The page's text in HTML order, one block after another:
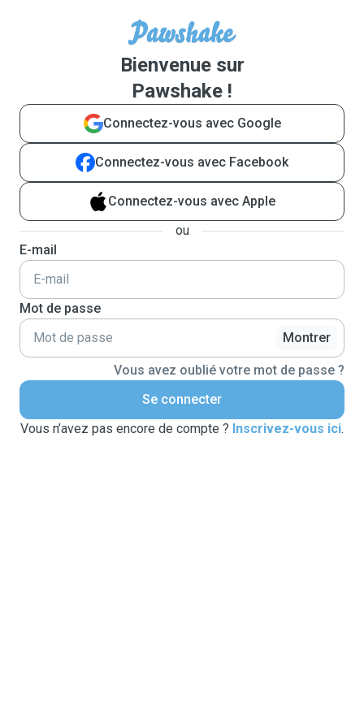
Bienvenue sur
Pawshake !
Connectez-vous avec Google
Connectez-vous avec Facebook
Connectez-vous avec Apple
ou
E-mail
Mot de passe
Montrer
Vous avez oublié votre mot de passe ?
Se connecter
Vous n’avez pas encore de compte ? Inscrivez-vous ici.